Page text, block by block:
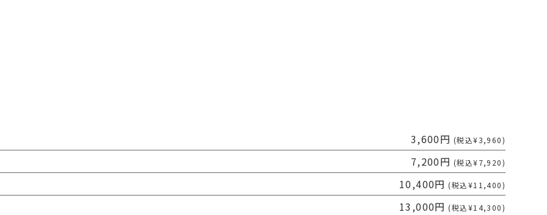
3,600円 (税込¥3,960)
7,200円 (税込¥7,920)
10,400円 (税込¥11,400)
13,000円 (税込¥14,300)